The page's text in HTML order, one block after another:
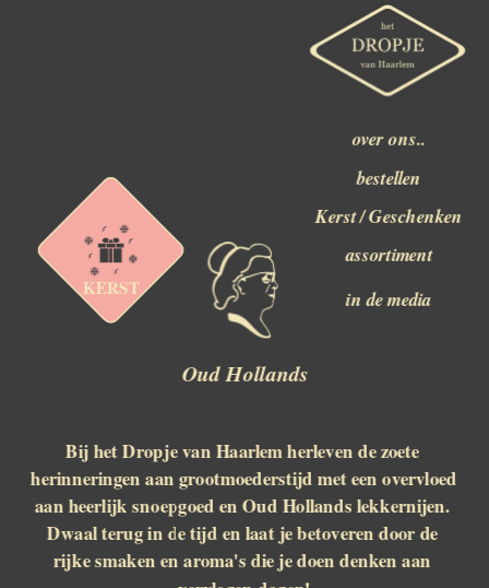
over ons..
bestellen
Kerst / Geschenken
assortiment
KERST in de media
Oud Hollands
Bij het Dropje van Haarlem herleven de zoete
herinneringen aan grootmoederstijd met een overvloed
aan heerlijk snoepgoed en Oud Hollands lekkernijen.
Dwaal terug in de tijd en laat je betoveren door de
rijke smaken en aroma's die je doen denken aan